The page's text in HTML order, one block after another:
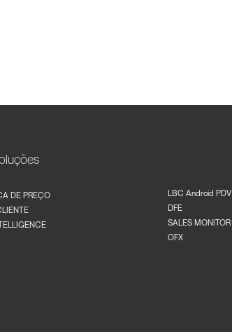
DE PREÇO
LBC Android PDV
DFE
SALES MONITOR
OFX